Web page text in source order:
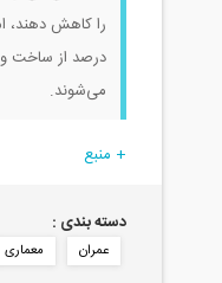
درصد از ساخت
می‌شوند.
+ منبع
دسته بندی :
عمران معماری